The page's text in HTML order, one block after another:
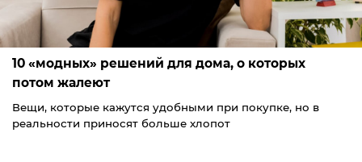
10 «модных» решений для дома, о которых
потом жалеют
Вещи, которые кажутся удобными при покупке, но в
реальности приносят больше хлопот